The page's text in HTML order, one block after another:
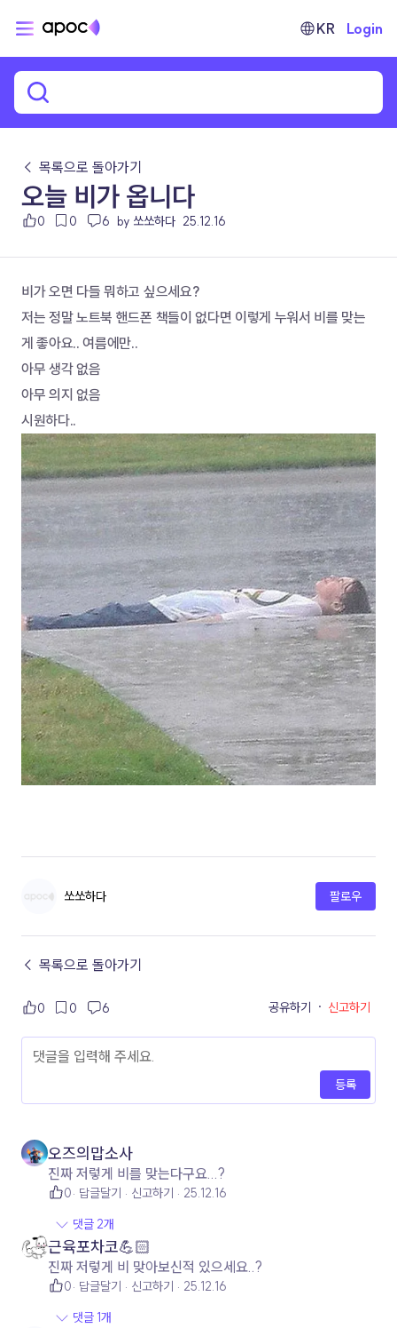
KR Login
← 목록으로 돌아가기
오늘 비가 옵니다
0 0 6 by 쏘쏘하다 25.12.16
비가 오면 다들 뭐하고 싶으세요?
저는 정말 노트북 핸드폰 책들이 없다면 이렇게 누워서 비를 맞는
게 좋아요.. 여름에만..
아무 생각 없음
아무 의지 없음
시원하다..
쏘쏘하다 팔로우
← 목록으로 돌아가기
0 0 6 공유하기 · 신고하기
등록
오즈의맙소사
진짜 저렇게 비를 맞는다구요...?
0 답글달기 신고하기
25.12.16
댓글 2개
근육포차코💪🏻
진짜 저렇게 비 맞아보신적 있으세요..?
0 답글달기 신고하기
25.12.16
댓글 1개